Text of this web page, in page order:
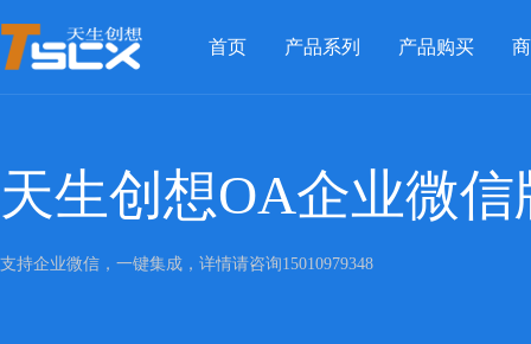
首页 产品系列 产品购买
天生创想OA企业微信
支持企业微信，一键集成，详情请咨询15010979348